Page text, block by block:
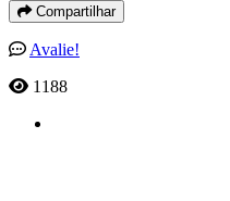
Compartilhar
Avalie!
1188